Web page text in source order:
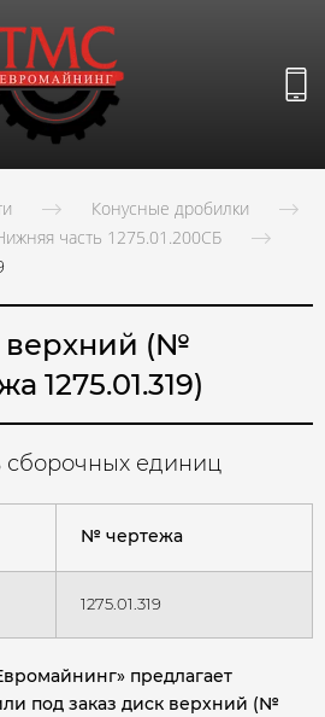
Конусные дробилки
часть 1275.01.200СБ
верхний (№
1275.01.319)
сборочных единиц
№ чертежа
1275.01.319
предлагает
под заказ диск верхний (№